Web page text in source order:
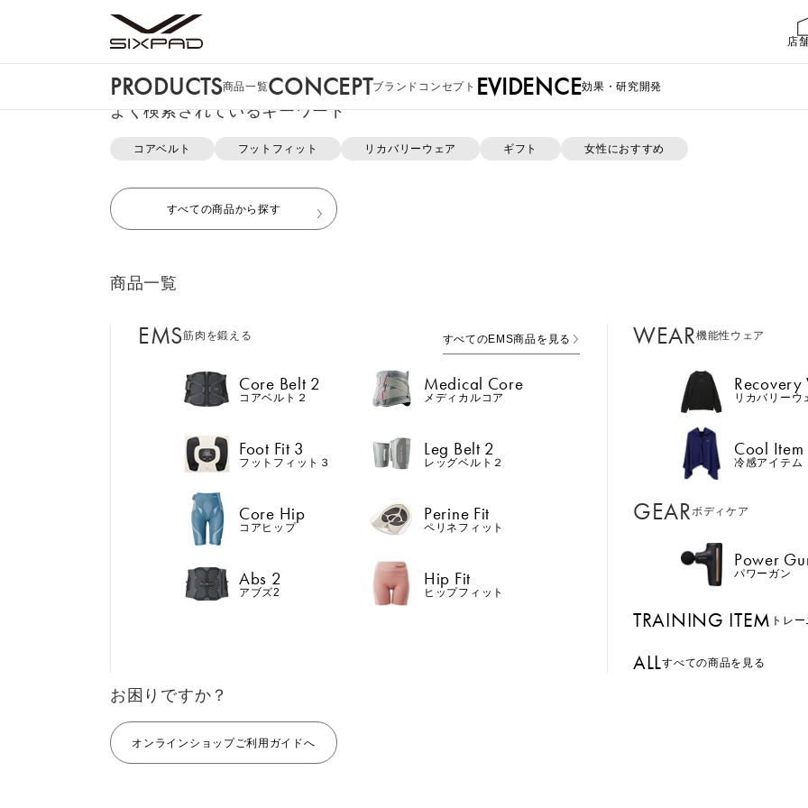
店
PRODUCTS商品一覧
Core Belt 2
Perine Fit GEAR
Power
TRAINING ITEMトレー
ALLすべての商品を見る
LIVE SHOPPING
AMBASSADOR
ブランド パートナー
SIXPAD CLUB
SIXPAD アプリ
よく検索されているキーワード
コアベルト フットフィット リカバリーウェア ギフト 女性におすすめ
すべての商品から探す
商品一覧
EMS筋肉を鍛える
Core Belt 2
コアベルト２
Medical Core
メディカルコア
Foot Fit 3
フットフィット３
Leg Belt 2
レッグベルト２
Core Hip
コアヒップ
Perine Fit
ペリネフィット
Abs 2
アブズ2
Hip Fit
ヒップフィット
すべてのEMS商品を見る WEAR機能性ウェア
Recovery
リカバリーウ
Cool Item
冷感アイテム
GEARボディケア
Power
パワーガン
TRAINING ITEM トレ
ALLすべての商品を見る
お困りですか？
オンラインショップご利用ガイドへ
PRODUCTS商品一覧CONCEPTブランドコンセプト EVIDENCE効果・研究開発
申し訳ございません。この商品には詳細情報がありません。
おすすめ商品・新商品はこちら
おすすめ
筋下部を同時に鍛え
る。
おすすめ
Recovery Wear Series
着るだけで質の高い疲
おすすめ
Leg
巻いて